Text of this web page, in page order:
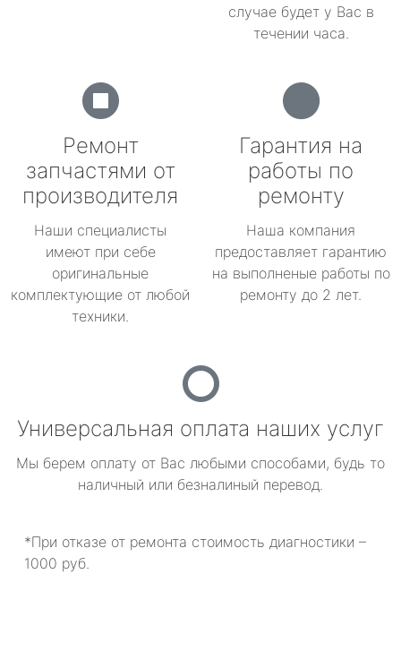
случае будет у Вас в
течении часа.
Ремонт
запчастями от
производителя
Наши специалисты
имеют при себе
оригинальные
комплектующие от любой
техники.
Гарантия на
работы по
ремонту
Наша компания
предоставляет гарантию
на выполненые работы по
ремонту до 2 лет.
Универсальная оплата наших услуг
Мы берем оплату от Вас любыми способами, будь то
наличный или безналиный перевод.
*При отказе от ремонта стоимость диагностики –
1000 руб.